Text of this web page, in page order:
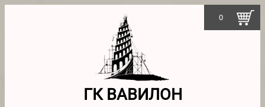
ГК ВАВИЛОН
0